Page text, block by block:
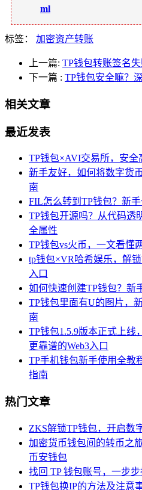
ml
标签： 加密资产转账
上一篇: TP钱包转账签名
下一篇 : TP钱包安全嘛？
相关文章
最近发表
TP钱包×AVI交易所，安
新手友好，如何将数字货
南
FIL怎么转到TP钱包？新
TP钱包开源吗？从代码透
全属性
TP钱包vs火币，一文看懂
tp钱包×VR哈希娱乐，解
入口
如何快速创建TP钱包？新
TP钱包里面有U的图片，
南
TP钱包1.5.9版本正式上线
更靠谱的Web3入口
TP手机钱包新手使用全教
指南
热门文章
ZKS解锁TP钱包，开启数
加密货币钱包间的转币之
币安钱包
找回 TP 钱包账号，一步步
TP钱包换IP的方法及注意